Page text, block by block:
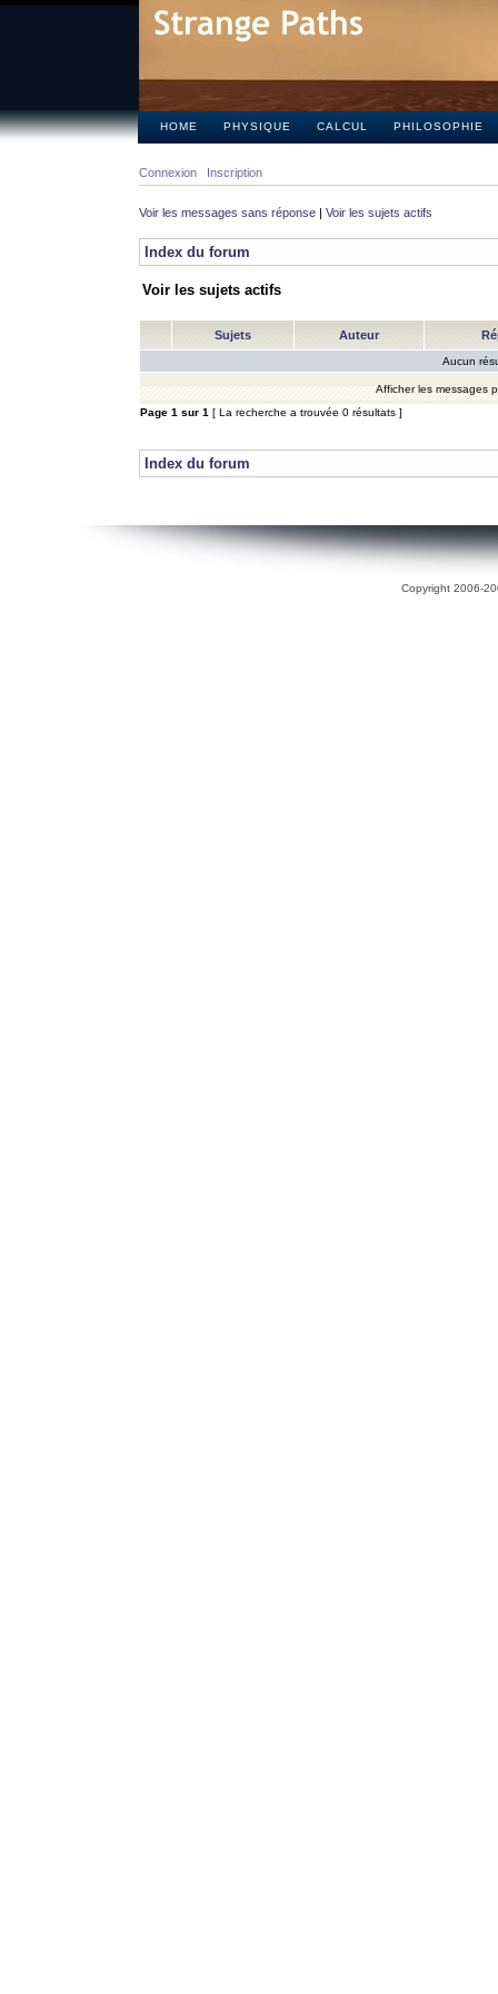
HOME PHYSIQUE CALCUL PHILOSOPHIE
Connexion Inscription
Voir les messages sans réponse | Voir les sujets actifs
Index du forum
Voir les sujets actifs
Sujets Auteur
Aucun
Afficher les messages
Page 1 sur 1 [ La recherche a trouvée 0 résultats ]
Index du forum
Copyright 2006-